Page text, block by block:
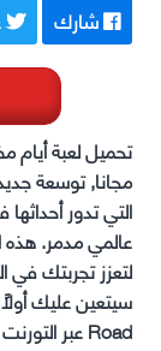
شارك
مجانا, توسعة
التي تدور
عالمي مدمر.
لتعزز تجربتك في
Road عبر التورنت مجانا.